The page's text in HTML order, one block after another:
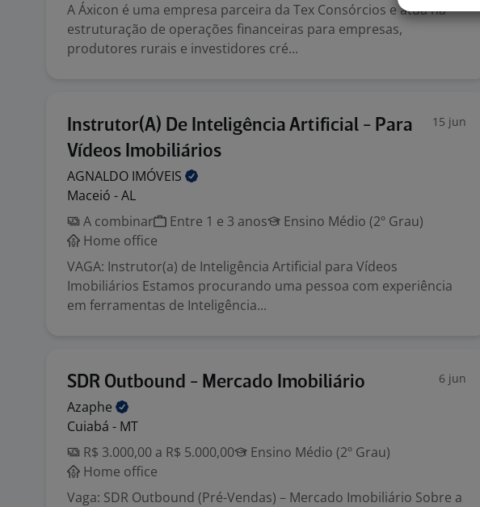
A Áxicon é uma empresa parceira da Tex Consórcios e atua na
estruturação de operações financeiras para empresas,
produtores rurais e investidores cré...
Instrutor(A) De Inteligência Artificial - Para
Vídeos Imobiliários
15 jun
AGNALDO IMÓVEIS
Maceió - AL
A combinar
Entre 1 e 3 anos
Ensino Médio (2º Grau)
Home office
VAGA: Instrutor(a) de Inteligência Artificial para Vídeos
Imobiliários Estamos procurando uma pessoa com experiência
em ferramentas de Inteligência...
SDR Outbound - Mercado Imobiliário 6 jun
Azaphe
Cuiabá - MT
R$ 3.000,00 a R$ 5.000,00
Ensino Médio (2º Grau)
Home office
Vaga: SDR Outbound (Pré-Vendas) – Mercado Imobiliário Sobre a